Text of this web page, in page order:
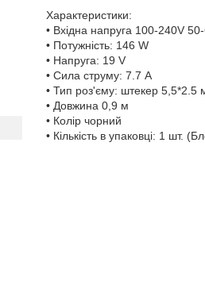
Характеристики:
• Вхідна напруга 100-240V
• Потужність: 146 W
• Напруга: 19 V
• Сила струму: 7.7 A
• Тип роз'єму: штекер 5,5*2.5
• Довжина 0,9 м
• Колір чорний
• Кількість в упаковці: 1 шт.